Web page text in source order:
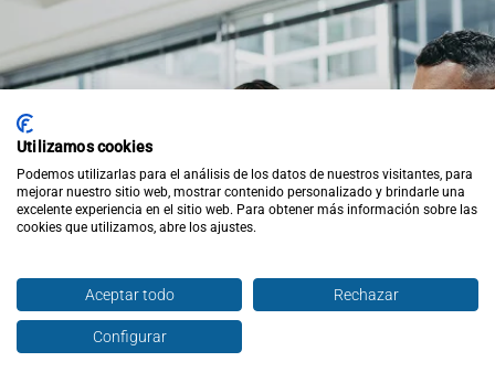
Utilizamos cookies
Podemos utilizarlas para el análisis de los datos de nuestros visitantes, para
mejorar nuestro sitio web, mostrar contenido personalizado y brindarle una
excelente experiencia en el sitio web. Para obtener más información sobre las
cookies que utilizamos, abre los ajustes.
Aceptar todo Rechazar
Configurar